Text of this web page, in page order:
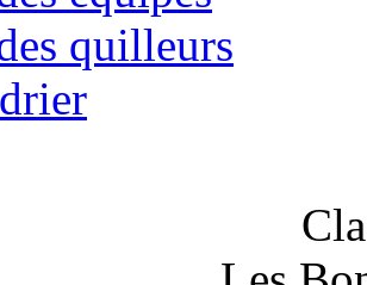
quilleurs